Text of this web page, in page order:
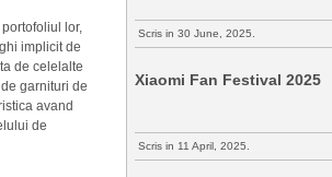
lor,
implicit de
de celelalte
garnituri de
avand
de
Scris in 30 June, 2025.
Xiaomi Fan Festival 2025
Scris in 11 April, 2025.